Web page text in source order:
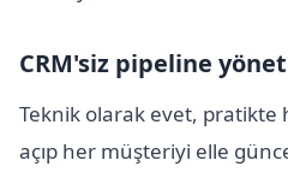
CRM'siz pipeline
Teknik olarak evet, pratikte
açıp her müşteriyi elle